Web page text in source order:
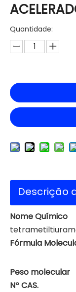
Quantidade:
Descrição
Nome Químico
Fórmula
Peso molecular
Nº CAS.